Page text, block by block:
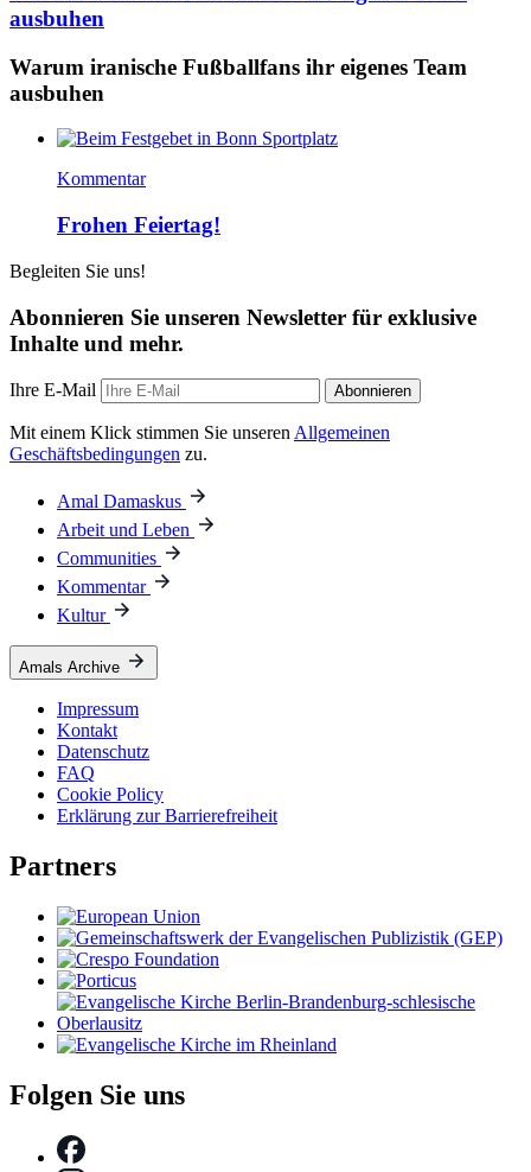
ausbuhen
Warum iranische Fußballfans ihr eigenes Team
ausbuhen
Kommentar
Frohen Feiertag!
Begleiten Sie uns!
Abonnieren Sie unseren Newsletter für exklusive
Inhalte und mehr.
Ihre E-Mail Abonnieren
Mit einem Klick stimmen Sie unseren Allgemeinen
Geschäftsbedingungen zu.
Amal Damaskus
Arbeit und Leben
Communities
Kommentar
Kultur
Amals Archive
Impressum
Kontakt
Datenschutz
FAQ
Cookie Policy
Erklärung zur Barrierefreiheit
Partners
Folgen Sie uns